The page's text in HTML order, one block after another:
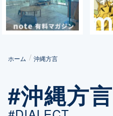
ホーム 沖縄方言
#沖縄方言